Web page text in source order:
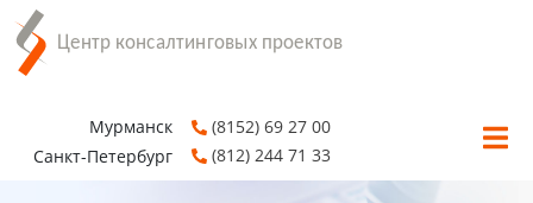
Мурманск
Санкт-Петербург
(8152) 69 27 00
(812) 244 71 33